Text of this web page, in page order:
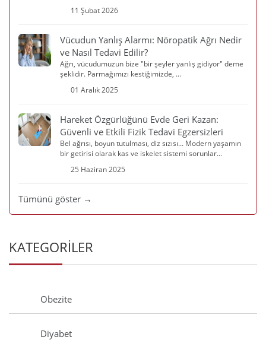
11 Şubat 2026
Vücudun Yanlış Alarmı: Nöropatik Ağrı Nedir
ve Nasıl Tedavi Edilir?
Ağrı, vücudumuzun bize "bir şeyler yanlış gidiyor" deme
şeklidir. Parmağımızı kestiğimizde, ...
01 Aralık 2025
Hareket Özgürlüğünü Evde Geri Kazan:
Güvenli ve Etkili Fizik Tedavi Egzersizleri
Bel ağrısı, boyun tutulması, diz sızısı... Modern yaşamın
bir getirisi olarak kas ve iskelet sistemi sorunlar...
25 Haziran 2025
Tümünü göster →
KATEGORİLER
Obezite
Diyabet